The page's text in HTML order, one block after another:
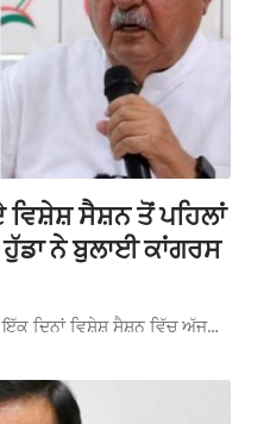
ਵਿਸ਼ੇਸ਼ ਸੈਸ਼ਨ ਤੋਂ ਪਹਿਲਾਂ
ਨੇ ਬੁਲਾਈ ਕਾਂਗਰਸ
ਇੱਕ ਦਿਨਾਂ ਵਿਸ਼ੇਸ਼ ਸੈਸ਼ਨ ਵਿੱਚ ਅੱਜ…